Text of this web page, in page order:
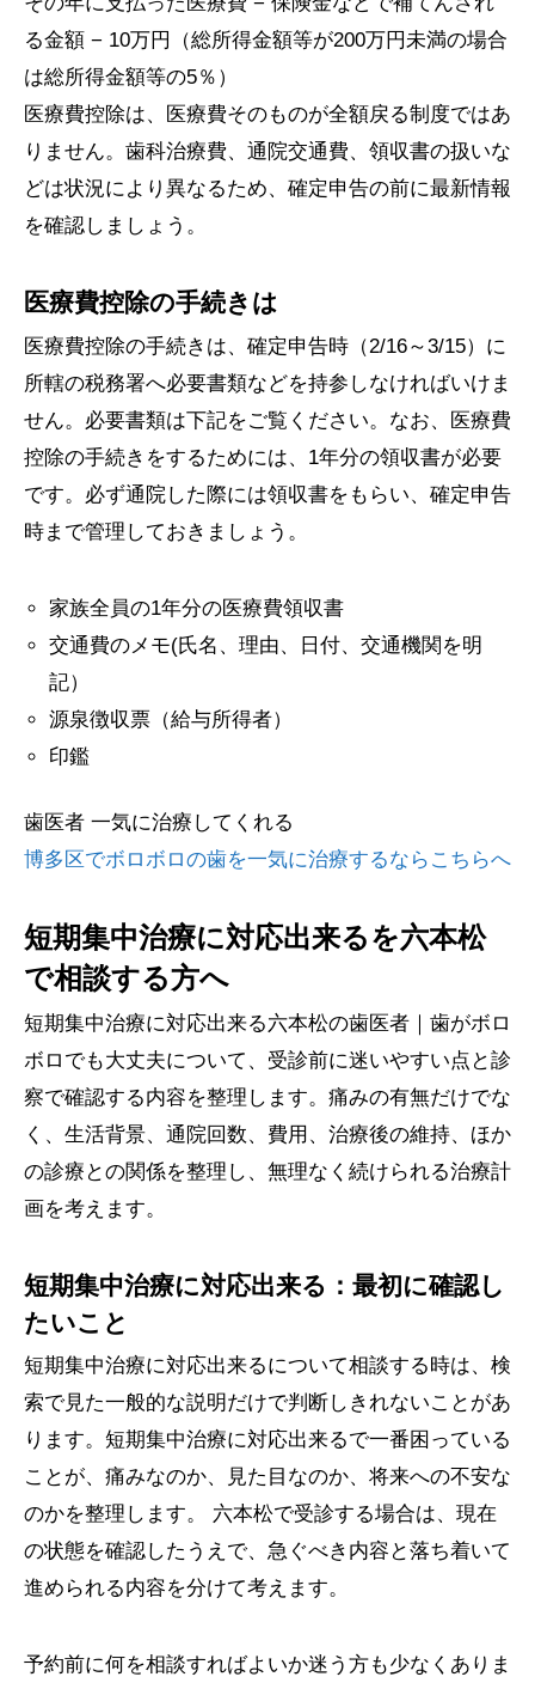
る金額 − 10万円（総所得金額等が200万円未満の場合
は総所得金額等の5％）
医療費控除は、医療費そのものが全額戻る制度ではあ
りません。歯科治療費、通院交通費、領収書の扱いな
どは状況により異なるため、確定申告の前に最新情報
を確認しましょう。
医療費控除の手続きは
医療費控除の手続きは、確定申告時（2/16～3/15）に
所轄の税務署へ必要書類などを持参しなければいけま
せん。必要書類は下記をご覧ください。なお、医療費
控除の手続きをするためには、1年分の領収書が必要
です。必ず通院した際には領収書をもらい、確定申告
時まで管理しておきましょう。
家族全員の1年分の医療費領収書
交通費のメモ(氏名、理由、日付、交通機関を明
記）
源泉徴収票（給与所得者）
印鑑
歯医者 一気に治療してくれる
博多区でボロボロの歯を一気に治療するならこちらへ
短期集中治療に対応出来るを六本松
で相談する方へ
短期集中治療に対応出来る六本松の歯医者｜歯がボロ
ボロでも大丈夫について、受診前に迷いやすい点と診
察で確認する内容を整理します。痛みの有無だけでな
く、生活背景、通院回数、費用、治療後の維持、ほか
の診療との関係を整理し、無理なく続けられる治療計
画を考えます。
短期集中治療に対応出来る：最初に確認し
たいこと
短期集中治療に対応出来るについて相談する時は、検
索で見た一般的な説明だけで判断しきれないことがあ
ります。短期集中治療に対応出来るで一番困っている
ことが、痛みなのか、見た目なのか、将来への不安な
のかを整理します。 六本松で受診する場合は、現在
の状態を確認したうえで、急ぐべき内容と落ち着いて
進められる内容を分けて考えます。
予約前に何を相談すればよいか迷う方も少なくありま